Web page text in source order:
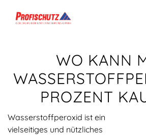
WO KANN
PROZENT
Wasserstoffperoxid ist ein
vielseitiges und nützliches